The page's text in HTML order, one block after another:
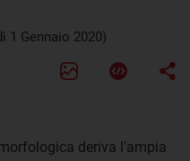
1 Gennaio 2020)
deriva l'ampia